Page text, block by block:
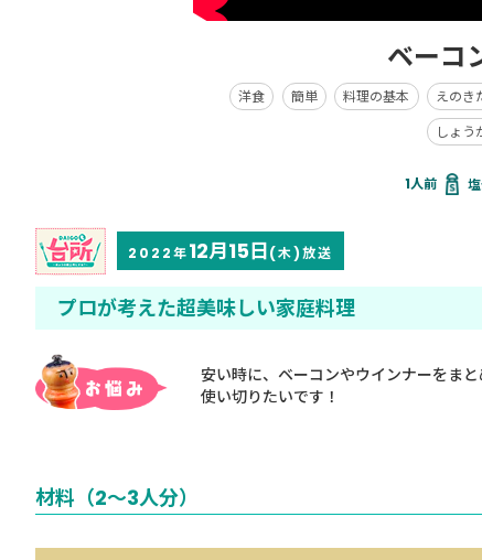
ベーコ
洋食 簡単 料理の基本 えのき
しょう
2022年12月15日(木)放送
プロが考えた超美味しい家庭料理
安い時に、ベーコンやウインナーをま
使い切りたいです！
材料（2～3人分）